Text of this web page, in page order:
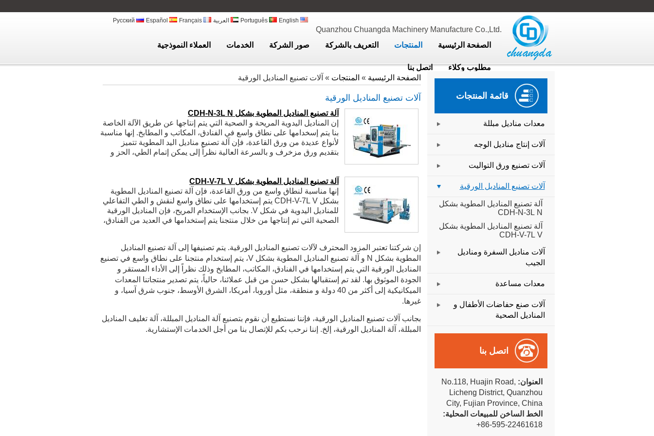
Português العربية Français
Quanzhou Chuangda Machinery Manufacture Co.,Ltd.
الصفحة الرئيسية
المنتجات التعريف بالشركة صور الشركة الخدمات العملاء النموذجية
مطلوب وكلاء اتصل بنا
قائمة المنتجات
معدات مناديل مبللة
آلات إنتاج مناديل الوجه
آلات تصنيع ورق التواليت
آلات تصنيع المناديل الورقية
آلة تصنيع المناديل المطوية بشكل
N
CDH-N-3L
آلة تصنيع المناديل المطوية بشكل
V
CDH-V-7L
آلات مناديل السفرة ومناديل
الجيب
معدات مساعدة
آلات صنع حفاضات الأطفال و
المناديل الصحية
اتصل بنا
العنوان: No.118, Huajin Road,
Licheng District, Quanzhou
City, Fujian Province, China
الخط الساخن للمبيعات المحلية:
+86-595-22461618
الصفحة الرئيسية » المنتجات » آلات تصنيع المناديل الورقية
آلات تصنيع المناديل الورقية
آلة تصنيع المناديل المطوية بشكل N
CDH-N-3L
إن المناديل اليدوية المريحة و الصحية التي يتم إنتاجها عن طريق الآلة الخاصة
بنا يتم إسخدامها على نطاق واسع في الفنادق، المكاتب و المطابخ. إنها مناسبة
لأنواع عديدة من ورق القاعدة، فإن آلة تصنيع مناديل اليد المطوية تتميز
بتقديم ورق مزخرف و بالسرعة العالية نظراً إلى يمكن إتمام الطي، الحز و
آلة تصنيع المناديل المطوية بشكل V
CDH-V-7L
إنها مناسبة لنطاق واسع من ورق القاعدة، فإن آلة تصنيع المناديل المطوية
بشكل V
CDH-V-7Lيتم إستخدامها على نطاق واسع لنقش و الطي التفاعلي
للمناديل اليدوية في شكل V. بجانب الإستخدام المريح، فإن المناديل الورقية
الصحية التي تم إنتاجها من خلال منتجنا يتم إستخدامها في العديد من الفنادق،
إن شركتنا تعتبر المزود المحترف لآلات تصنيع المناديل الورقية. يتم تصنيفها إلى آلة تصنيع المناديل
المطوية بشكل N و آلة تصنيع المناديل المطوية بشكل V، يتم إستخدام منتجنا على نطاق واسع في تصنيع
المناديل الورقية التي يتم إستخدامها في الفنادق، المكاتب، المطابخ وذلك نظراً إلى الأداء المستقر و
الجودة الموثوق بها. لقد تم إستقبالها بشكل حسن من قبل عملائنا، حالياً، يتم تصدير منتجاتنا المعدات
الميكانيكية إلى أكثر من 40 دولة و منطقة، مثل أوروبا، أمريكا، الشرق الأوسط، جنوب شرق آسيا، و
غيرها.
بجانب آلات تصنيع المناديل الورقية، فإننا نستطيع أن نقوم بتصنيع آلة المناديل المبللة، آلة تغليف المناديل
المبللة، آلة المناديل الورقية، إلخ. إننا نرحب بكم للإتصال بنا من أجل الخدمات الإستشارية.